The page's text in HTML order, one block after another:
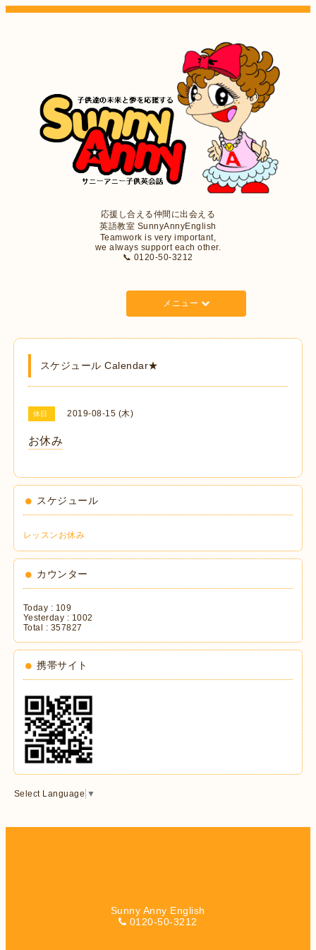
応援し合える仲間に出会える
英語教室 SunnyAnnyEnglish
Teamwork is very important,
we always support each other.
📞 0120-50-3212
メニュー
スケジュール Calendar★
休日 2019-08-15 (木)
お休み
スケジュール
レッスンお休み
カウンター
Today : 109
Yesterday : 1002
Total : 357827
携帯サイト
Select Language ▼
Sunny Anny English
0120-50-3212